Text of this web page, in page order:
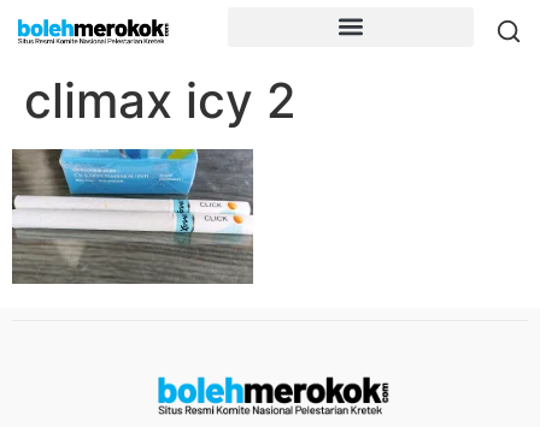
climax icy 2